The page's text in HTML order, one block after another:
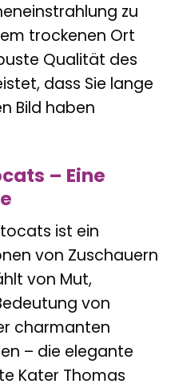
zu
trockenen Ort
Qualität des
dass Sie lange
Bild haben
– Eine
ist ein
von Zuschauern
von Mut,
von
charmanten
– die elegante
Kater Thomas